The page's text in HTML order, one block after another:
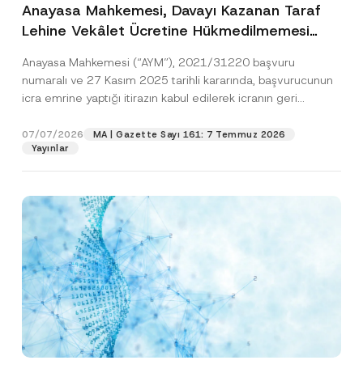
Anayasa Mahkemesi, Davayı Kazanan Taraf
Lehine Vekâlet Ücretine Hükmedilmemesi
Edildiğine Karar Verdi
Anayasa Mahkemesi (“AYM”), 2021/31220 başvuru
numaralı ve 27 Kasım 2025 tarihli kararında, başvurucunun
icra emrine yaptığı itirazın kabul edilerek icranın geri
07/07/2026
MA | Gazette Sayı 161: 7 Temmuz 2026
Yayınlar